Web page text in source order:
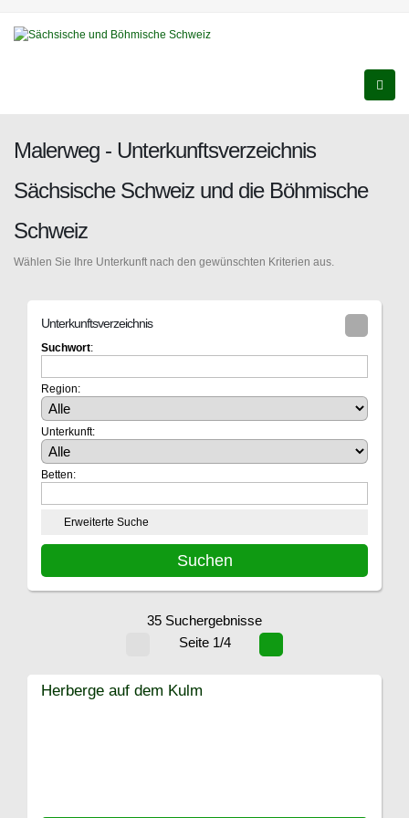
Malerweg - Unterkunftsverzeichnis
Sächsische Schweiz und die Böhmische
Schweiz
Wählen Sie Ihre Unterkunft nach den gewünschten Kriterien aus.
Unterkunftsverzeichnis
Suchwort:
Region:
Unterkunft:
Betten:
Erweiterte Suche
35 Suchergebnisse
Seite 1/4
Herberge auf dem Kulm